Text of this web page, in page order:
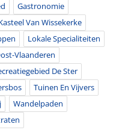
Gastronomie
Van Wissekerke
Lokale Specialiteiten
Vlaanderen
De Ster
Tuinen En Vijvers
Wandelpaden